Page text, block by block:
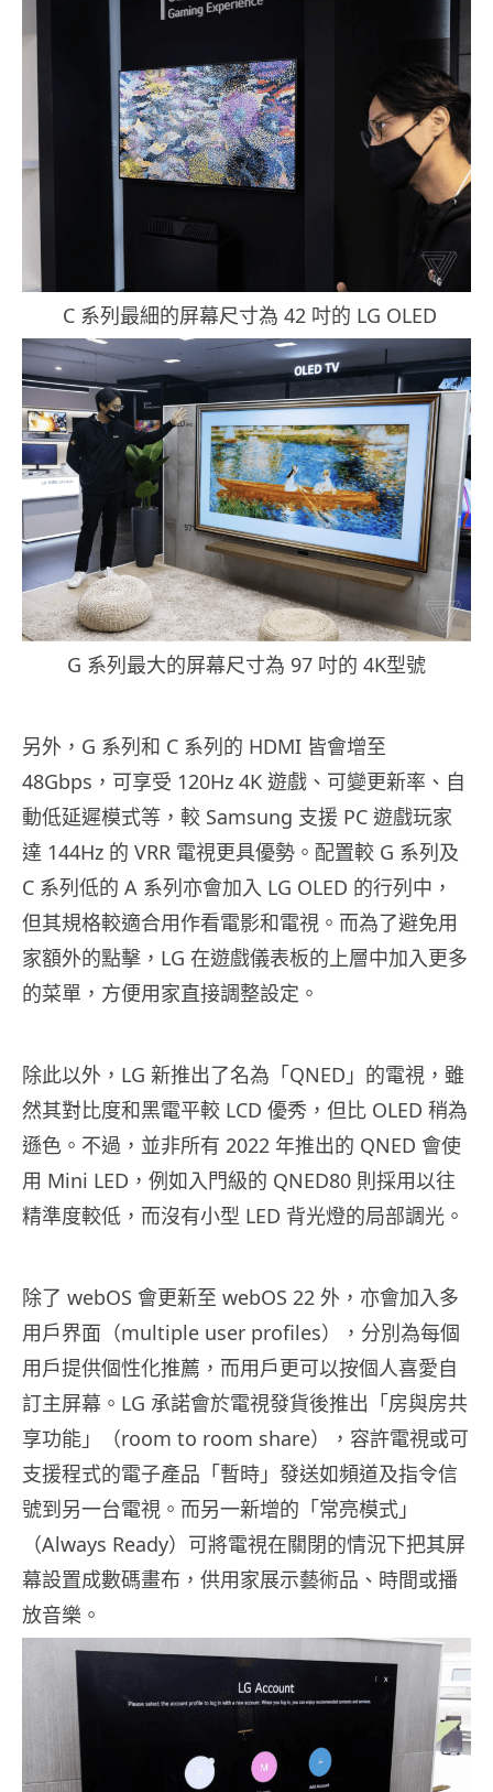
C 系列最細的屏幕尺寸為 42 吋的 LG OLED
G 系列最大的屏幕尺寸為 97 吋的 4K型號
另外，G 系列和 C 系列的 HDMI 皆會增至
48Gbps，可享受 120Hz 4K 遊戲、可變更新率、自
動低延遲模式等，較 Samsung 支援 PC 遊戲玩家
達 144Hz 的 VRR 電視更具優勢。配置較 G 系列及
C 系列低的 A 系列亦會加入 LG OLED 的行列中，
但其規格較適合用作看電影和電視。而為了避免用
家額外的點擊，LG 在遊戲儀表板的上層中加入更多
的菜單，方便用家直接調整設定。
除此以外，LG 新推出了名為「QNED」的電視，雖
然其對比度和黑電平較 LCD 優秀，但比 OLED 稍為
遜色。不過，並非所有 2022 年推出的 QNED 會使
用 Mini LED，例如入門級的 QNED80 則採用以往
精準度較低，而沒有小型 LED 背光燈的局部調光。
除了 webOS 會更新至 webOS 22 外，亦會加入多
用戶界面（multiple user profiles），分別為每個
用戶提供個性化推薦，而用戶更可以按個人喜愛自
訂主屏幕。LG 承諾會於電視發貨後推出「房與房共
享功能」（room to room share），容許電視或可
支援程式的電子產品「暫時」發送如頻道及指令信
號到另一台電視。而另一新增的「常亮模式」
（Always Ready）可將電視在關閉的情況下把其屏
幕設置成數碼畫布，供用家展示藝術品、時間或播
放音樂。